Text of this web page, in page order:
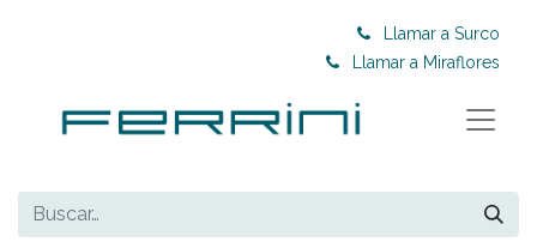
Llamar a Surco
Llamar a Miraflores